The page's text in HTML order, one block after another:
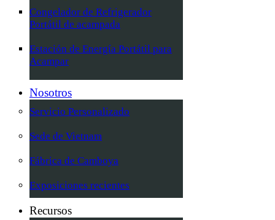
Congelador de Refrigerador
Portátil de acampada
Estación de Energía Portátil para
Acampar
Nosotros
Servicio Personalizado
Sede de Vietnam
Fábrica de Camboya
Exposiciones recientes
Recursos